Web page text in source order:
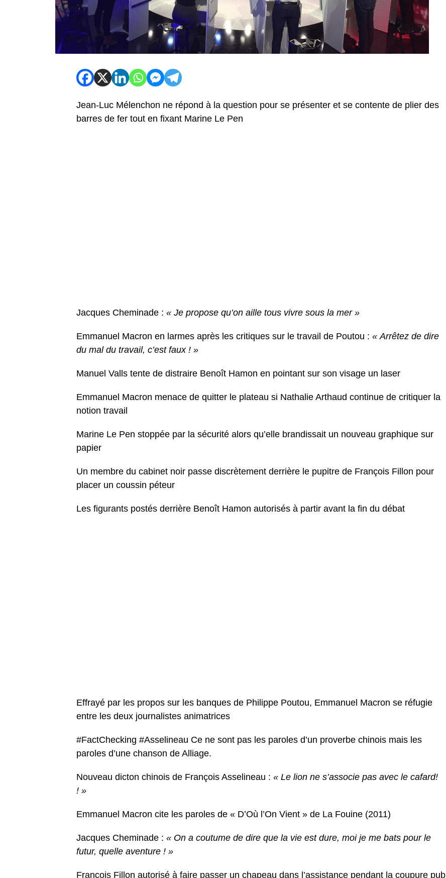
Jean-Luc Mélenchon ne répond à la question pour se présenter et se contente de plier des
barres de fer tout en fixant Marine Le Pen
Jacques Cheminade : « Je propose qu’on aille tous vivre sous la mer »
Emmanuel Macron en larmes après les critiques sur le travail de Poutou : « Arrêtez de dire
du mal du travail, c’est faux ! »
Manuel Valls tente de distraire Benoît Hamon en pointant sur son visage un laser
Emmanuel Macron menace de quitter le plateau si Nathalie Arthaud continue de critiquer la
notion travail
Marine Le Pen stoppée par la sécurité alors qu’elle brandissait un nouveau graphique sur
papier
Un membre du cabinet noir passe discrètement derrière le pupitre de François Fillon pour
placer un coussin péteur
Les figurants postés derrière Benoît Hamon autorisés à partir avant la fin du débat
Effrayé par les propos sur les banques de Philippe Poutou, Emmanuel Macron se réfugie
entre les deux journalistes animatrices
#FactChecking #Asselineau Ce ne sont pas les paroles d’un proverbe chinois mais les
paroles d’une chanson de Alliage.
Nouveau dicton chinois de François Asselineau : « Le lion ne s’associe pas avec le cafard!
! »
Emmanuel Macron cite les paroles de « D’Où l’On Vient » de La Fouine (2011)
Jacques Cheminade : « On a coutume de dire que la vie est dure, moi je me bats pour le
futur, quelle aventure ! »
François Fillon autorisé à faire passer un chapeau dans l’assistance pendant la coupure pub